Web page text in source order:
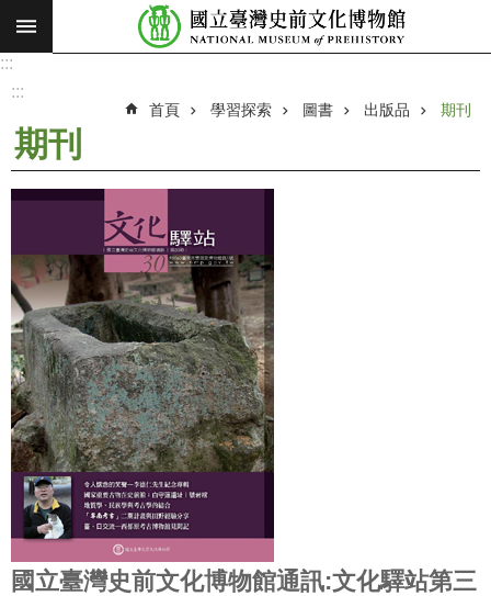
跳到主要內容區塊
搜
願
景
最
新
消
息
參
觀
展
覽
學
習
探
:::
:::
首頁 學習探索 圖書 出版品 期刊
期刊
國立臺灣史前文化博物館通訊:文化驛站第三